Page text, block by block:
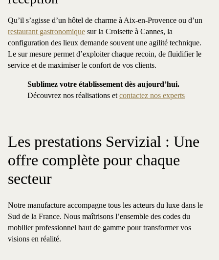
Qu’il s’agisse d’un hôtel de charme à Aix-en-Provence ou d’un
restaurant gastronomique sur la Croisette à Cannes, la
configuration des lieux demande souvent une agilité technique.
Le sur mesure permet d’exploiter chaque recoin, de fluidifier le
service et de maximiser le confort de vos clients.
Sublimez votre établissement dès aujourd’hui.
Découvrez nos réalisations et contactez nos experts
Les prestations Servizial : Une
offre complète pour chaque
secteur
Notre manufacture accompagne tous les acteurs du luxe dans le
Sud de la France. Nous maîtrisons l’ensemble des codes du
mobilier professionnel haut de gamme pour transformer vos
visions en réalité.